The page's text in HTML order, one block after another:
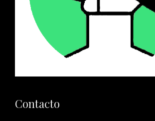
Contacto